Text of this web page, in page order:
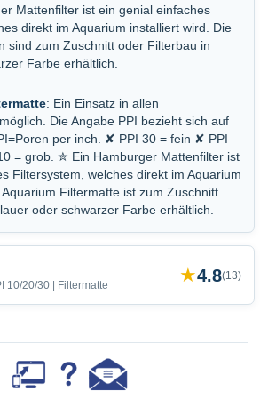
Mattenfilter ist ein genial einfaches
direkt im Aquarium installiert wird. Die
sind zum Zuschnitt oder Filterbau in
Farbe erhältlich.
: Ein Einsatz in allen
Die Angabe PPI bezieht sich auf
per inch. ✘ PPI 30 = fein ✘ PPI
= grob. ✮ Ein Hamburger Mattenfilter ist
Filtersystem, welches direkt im Aquarium
Filtermatte ist zum Zuschnitt
oder schwarzer Farbe erhältlich.
10/20/30 | Filtermatte ★4.8(13)